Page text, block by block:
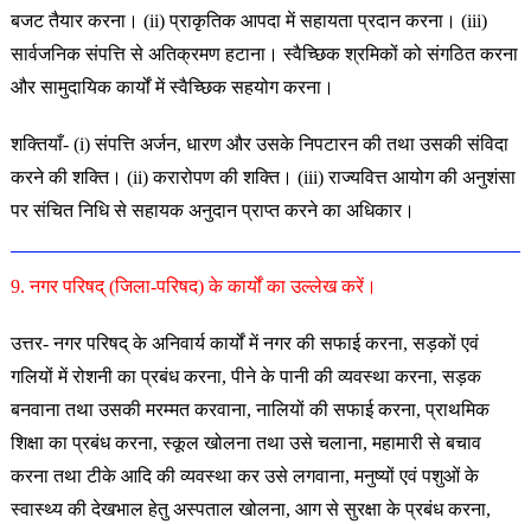
बजट तैयार करना। (ii) प्राकृतिक आपदा में सहायता प्रदान करना। (iii)
सार्वजनिक संपत्ति से अतिक्रमण हटाना। स्वैच्छिक श्रमिकों को संगठित करना
और सामुदायिक कार्यों में स्वैच्छिक सहयोग करना।
शक्तियाँ- (i) संपत्ति अर्जन, धारण और उसके निपटारन की तथा उसकी संविदा
करने की शक्ति। (ii) करारोपण की शक्ति। (iii) राज्यवित्त आयोग की अनुशंसा
पर संचित निधि से सहायक अनुदान प्राप्त करने का अधिकार।
9. नगर परिषद् (जिला-परिषद) के कार्यों का उल्लेख करें।
उत्तर- नगर परिषद् के अनिवार्य कार्यों में नगर की सफाई करना, सड़कों एवं
गलियों में रोशनी का प्रबंध करना, पीने के पानी की व्यवस्था करना, सड़क
बनवाना तथा उसकी मरम्मत करवाना, नालियों की सफाई करना, प्राथमिक
शिक्षा का प्रबंध करना, स्कूल खोलना तथा उसे चलाना, महामारी से बचाव
करना तथा टीके आदि की व्यवस्था कर उसे लगवाना, मनुष्यों एवं पशुओं के
स्वास्थ्य की देखभाल हेतु अस्पताल खोलना, आग से सुरक्षा के प्रबंध करना,